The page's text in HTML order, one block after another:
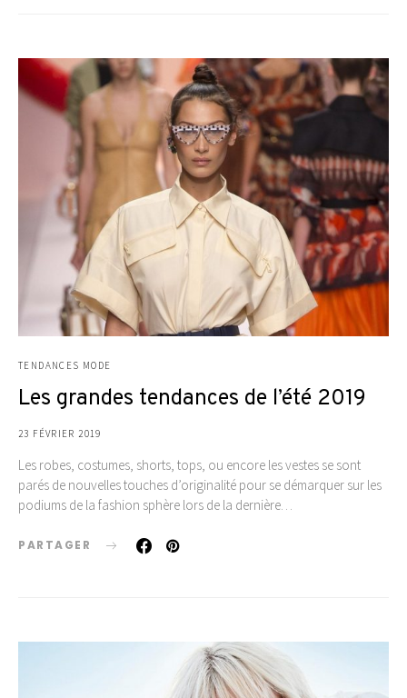
TENDANCES MODE
Les grandes tendances de l’été 2019
23 FÉVRIER 2019
Les robes, costumes, shorts, tops, ou encore les vestes se sont
parés de nouvelles touches d’originalité pour se démarquer sur les
podiums de la fashion sphère lors de la dernière…
PARTAGER